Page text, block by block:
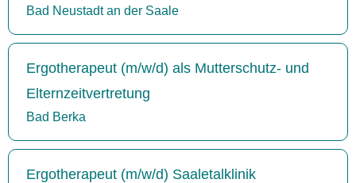
Bad Neustadt an der Saale
Ergotherapeut (m/w/d) als Mutterschutz- und
Elternzeitvertretung
Bad Berka
Ergotherapeut (m/w/d) Saaletalklinik